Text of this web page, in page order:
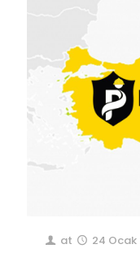
at 24 Ocak